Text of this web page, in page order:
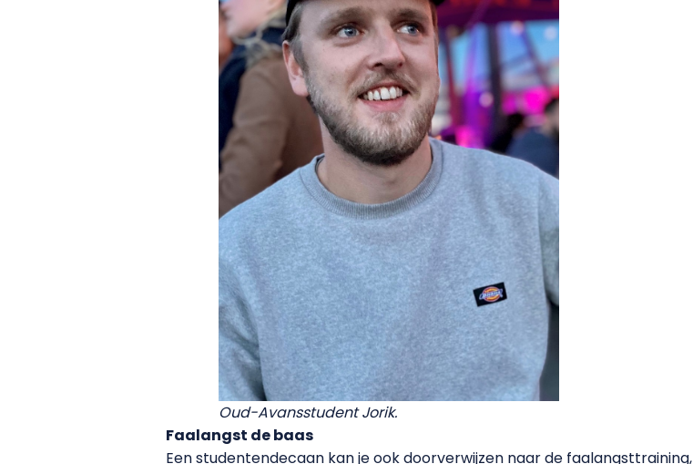
Oud-Avansstudent Jorik.
Faalangst de baas
Een studentendecaan kan je ook doorverwijzen naar de faalangsttraining,